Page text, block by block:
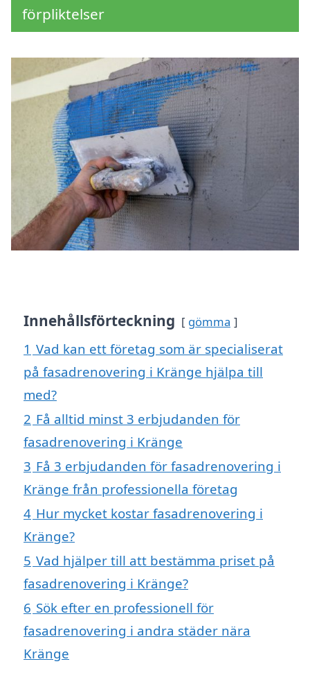
förpliktelser
Innehållsförteckning gömma
1 Vad kan ett företag som är specialiserat
på fasadrenovering i Kränge hjälpa till
med?
2 Få alltid minst 3 erbjudanden för
fasadrenovering i Kränge
3 Få 3 erbjudanden för fasadrenovering i
Kränge från professionella företag
4 Hur mycket kostar fasadrenovering i
Kränge?
5 Vad hjälper till att bestämma priset på
fasadrenovering i Kränge?
6 Sök efter en professionell för
fasadrenovering i andra städer nära
Kränge